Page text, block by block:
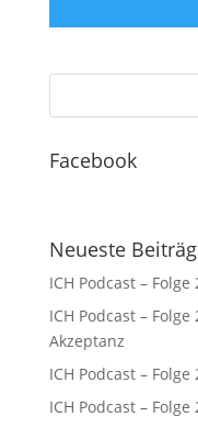
Facebook
Neueste
ICH Podcast – Folge
ICH Podcast –
Akzeptanz
ICH Podcast –
ICH Podcast –